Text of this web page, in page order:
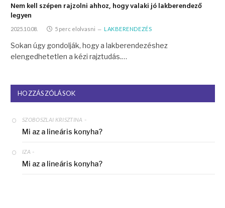
Nem kell szépen rajzolni ahhoz, hogy valaki jó lakberendező
legyen
2025.10.08. 5 perc elolvasni LAKBERENDEZÉS
Sokan úgy gondolják, hogy a lakberendezéshez
elengedhetetlen a kézi rajztudás.…
HOZZÁSZÓLÁSOK
SZOBOSZLAI KRISZTINA -
Mi az a lineáris konyha?
IZA -
Mi az a lineáris konyha?